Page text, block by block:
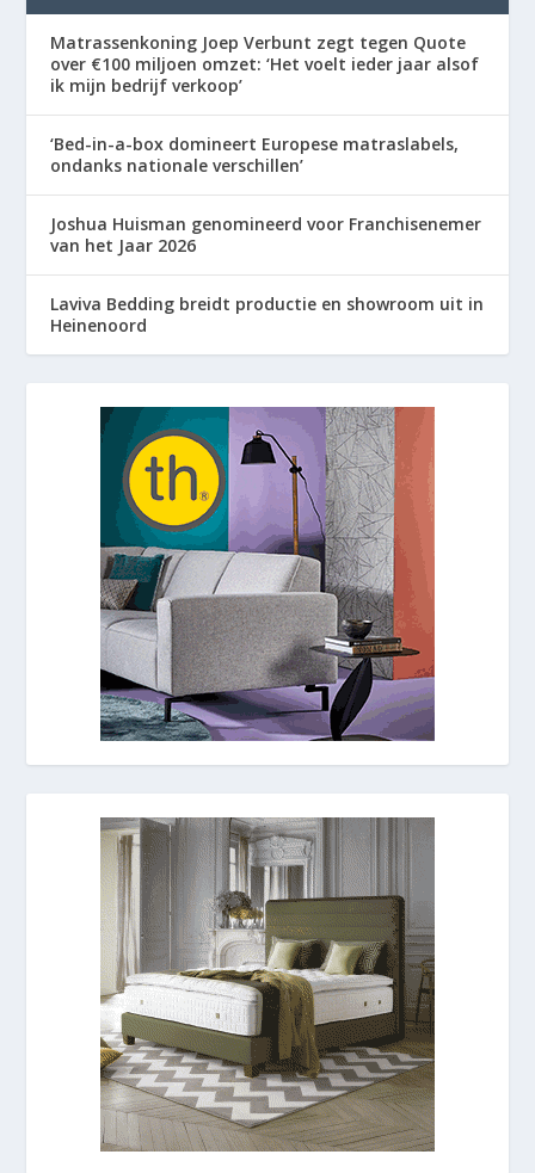
Matrassenkoning Joep Verbunt zegt tegen Quote
over €100 miljoen omzet: ‘Het voelt ieder jaar alsof
ik mijn bedrijf verkoop’
‘Bed-in-a-box domineert Europese matraslabels,
ondanks nationale verschillen’
Joshua Huisman genomineerd voor Franchisenemer
van het Jaar 2026
Laviva Bedding breidt productie en showroom uit in
Heinenoord